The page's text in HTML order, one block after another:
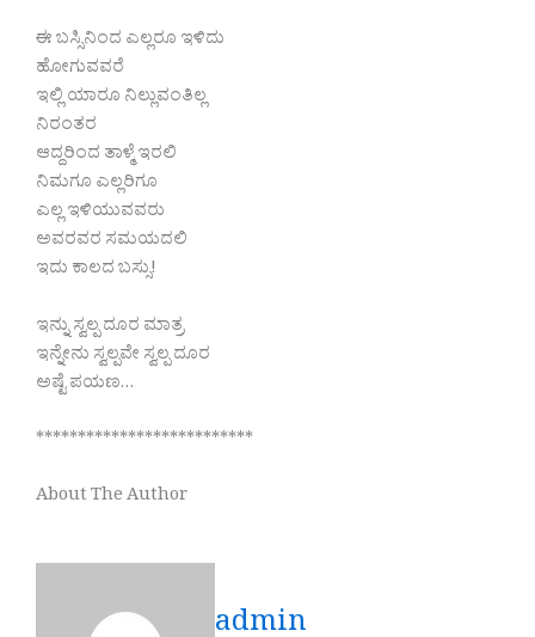
ಈ ಬಸ್ಸಿನಿಂದ ಎಲ್ಲರೂ ಇಳಿದು
ಹೋಗುವವರೆ
ಇಲ್ಲಿ ಯಾರೂ ನಿಲ್ಲುವಂತಿಲ್ಲ
ನಿರಂತರ
ಆದ್ದರಿಂದ ತಾಳ್ಮೆ ಇರಲಿ
ನಿಮಗೂ ಎಲ್ಲರಿಗೂ
ಎಲ್ಲ ಇಳಿಯುವವರು
ಅವರವರ ಸಮಯದಲಿ
ಇದು ಕಾಲದ ಬಸ್ಸು!
ಇನ್ನು ಸ್ವಲ್ಪ ದೂರ ಮಾತ್ರ
ಇನ್ನೇನು ಸ್ವಲ್ಪವೇ ಸ್ವಲ್ಪ ದೂರ
ಅಷ್ಟೆ ಪಯಣ…
**************************
About The Author
admin